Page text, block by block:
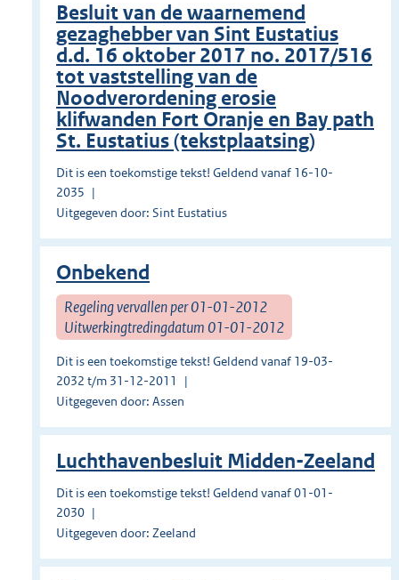
Besluit van de waarnemend
gezaghebber van Sint Eustatius
d.d. 16 oktober 2017 no. 2017/516
tot vaststelling van de
Noodverordening erosie
klifwanden Fort Oranje en Bay path
St. Eustatius (tekstplaatsing)
Dit is een toekomstige tekst! Geldend vanaf 16-10-
2035
Uitgegeven door: Sint Eustatius
Onbekend
Regeling vervallen per 01-01-2012
Uitwerkingtredingdatum 01-01-2012
Dit is een toekomstige tekst! Geldend vanaf 19-03-
2032 t/m 31-12-2011
Uitgegeven door: Assen
Luchthavenbesluit Midden-Zeeland
Dit is een toekomstige tekst! Geldend vanaf 01-01-
2030
Uitgegeven door: Zeeland